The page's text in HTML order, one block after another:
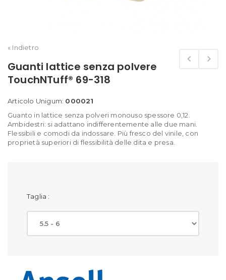
« Indietro
Guanti lattice senza polvere
TouchNTuff® 69-318
Articolo Unigum: 000021
Guanto in lattice senza polveri monouso spessore 0,12.
Ambidestri: si adattano indifferentemente alle due mani.
Flessibili e comodi da indossare. Più fresco del vinile, con
proprietà superiori di flessibilità delle dita e presa.
Taglia :